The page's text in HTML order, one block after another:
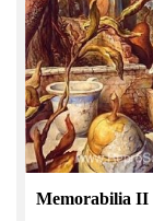
Memorabilia II